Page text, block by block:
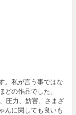
。私が言う事ではな
の作品でした。
圧力、妨害、さまざ
んに関しても良いも